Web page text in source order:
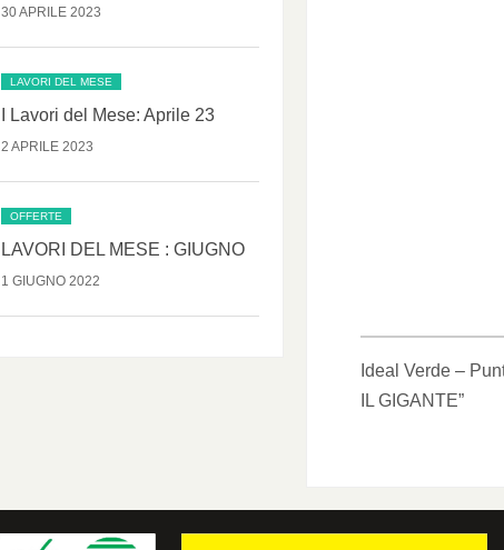
Ideal Verde –
IL GIGANTE”
30 APRILE 2023
LAVORI DEL MESE
I Lavori del Mese: Aprile 23
2 APRILE 2023
OFFERTE
LAVORI DEL MESE : GIUGNO
1 GIUGNO 2022